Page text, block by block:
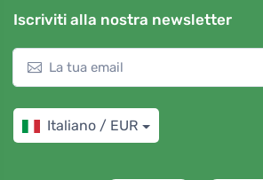
Iscriviti alla nostra newsletter
Italiano / EUR